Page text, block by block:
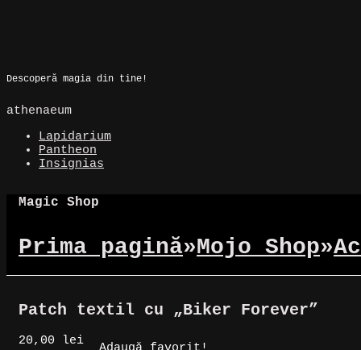
Descoperă magia din tine!
athenaeum
Lapidarium
Pantheon
Insignias
Magic Shop
Prima pagină»Mojo Shop»
Patch textil cu „Biker Forever”
20,00
lei